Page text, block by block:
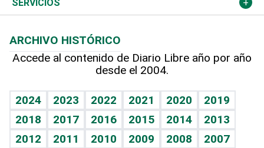
Hablando con el pediatra
Vida y familia
Eñe
Celebrando la vida
TBT Deportivo
Más firmas
Opinión
Hecho en casa
Guía del dinero
SERVICIOS
Cumpleaños
Horóscopos
Crucigramas
ARCHIVO HISTÓRICO
Accede al contenido de Diario Libre año por año
desde el 2004.
2024 2023 2022 2021 2020
2019
2018
2017 2016 2015 2014
2013
2012
2011 2010 2009 2008
2007